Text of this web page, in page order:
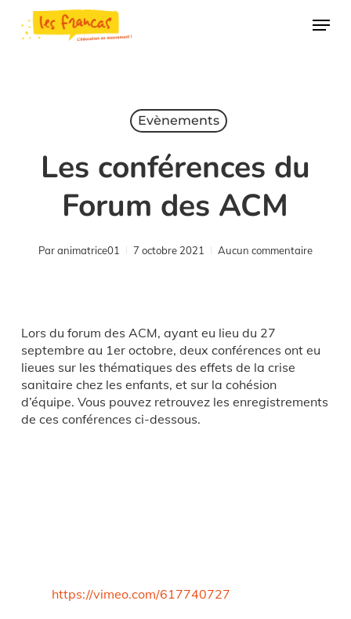
Panneau de gestion des cookies
main
Menu
Evènements
Les conférences du
Forum des ACM
Paranimatrice01 7 octobre 2021 Aucun commentaire
Lors du forum des ACM, ayant eu lieu du 27
septembre au 1er octobre, deux conférences ont eu
lieues sur les thématiques des effets de la crise
sanitaire chez les enfants, et sur la cohésion
d’équipe. Vous pouvez retrouvez les enregistrements
de ces conférences ci-dessous.
https://vimeo.com/617740727